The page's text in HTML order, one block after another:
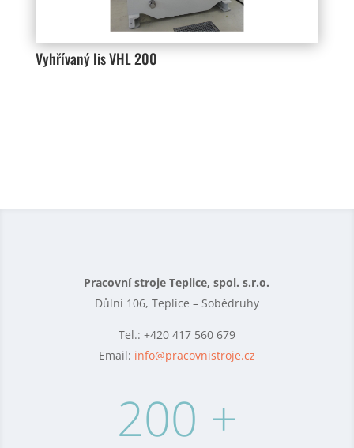
Vyhřívaný lis VHL 200
Pracovní stroje Teplice, spol. s.r.o.
Důlní 106, Teplice – Sobědruhy
Tel.: +420 417 560 679
Email: info@pracovnistroje.cz
200 +